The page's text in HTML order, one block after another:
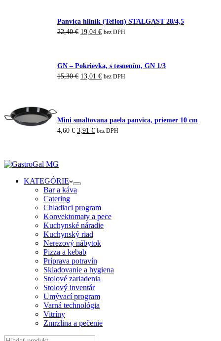
Panvica hliník (Teflon) STALGAST 28/4,5
22,40€ Pôvodná
19,04 €Aktuálna
bez DPH
GN – Pokrievka, s tesnením, GN 1/3
15,30€ Pôvodná
13,01 €Aktuálna
bez DPH
Mini smaltovana paela panvica, priemer 10 cm
4,60€ Pôvodná
3,91 €Aktuálna
bez DPH
KATEGÓRIE
Bar a káva
Catering
Chladiaci program
Konvektomaty a pece
Kuchynské náradie
Kuchynský riad
Nerezový nábytok
Pizza a kebab
Príprava potravín
Skladovanie a hygiena
Stolové zariadenia
Stolový inventár
Umývací program
Varná technológia
Vitríny
Zmrzlina a pečenie